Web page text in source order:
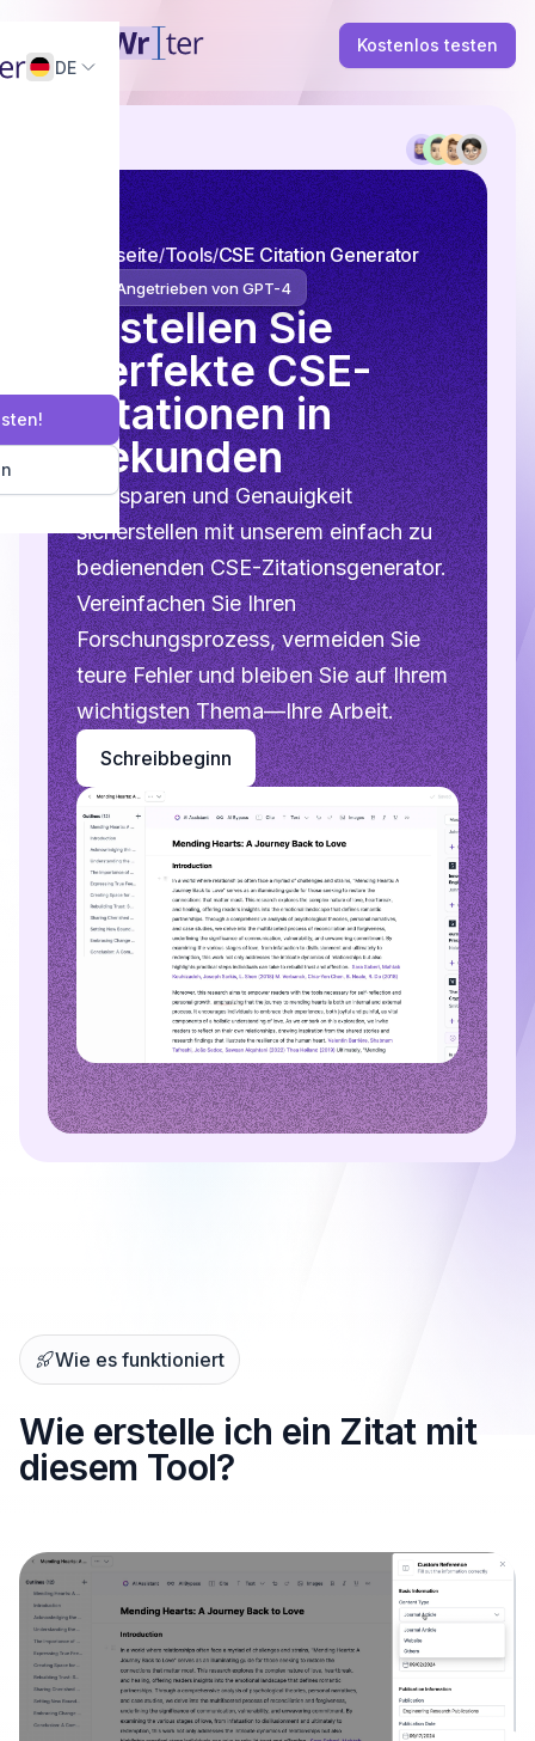
Kostenlos testen
DE
Startseite Tools CSE Citation Generator
Angetrieben von GPT-4
Erstellen Sie
perfekte CSE-
Zitationen in
Sekunden
Zeit sparen und Genauigkeit
sicherstellen mit unserem einfach zu
bedienenden CSE-Zitationsgenerator.
Vereinfachen Sie Ihren
Forschungsprozess, vermeiden Sie
teure Fehler und bleiben Sie auf Ihrem
wichtigsten Thema—Ihre Arbeit.
Schreibbeginn
Wie es funktioniert
Wie erstelle ich ein Zitat mit
diesem Tool?